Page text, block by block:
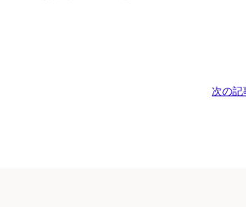
次の記